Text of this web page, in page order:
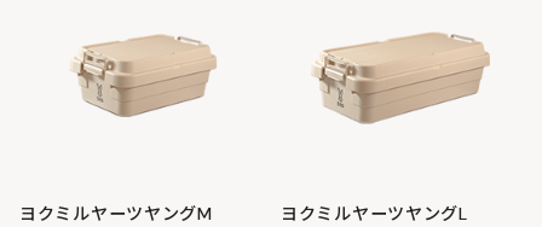
ヨクミルヤーツヤングM ヨクミルヤーツヤングL